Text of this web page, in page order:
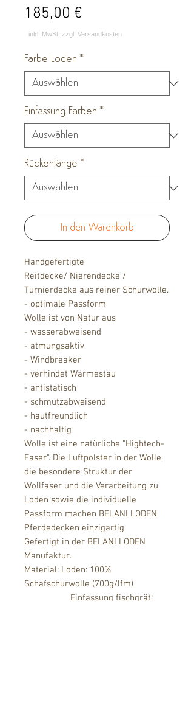
185,00 €
Farbe Loden *
Einfassung Farben *
Rückenlänge *
In den Warenkorb
Handgefertigte
Reitdecke/ Nierendecke /
Turnierdecke aus reiner Schurwolle.
- optimale Passform
Wolle ist von Natur aus
- wasserabweisend
- atmungsaktiv
- Windbreaker
- verhindet Wärmestau
- antistatisch
- schmutzabweisend
- hautfreundlich
- nachhaltig
Wolle ist eine natürliche "Hightech-
Faser". Die Luftpolster in der Wolle,
die besondere Struktur der
Wollfaser und die Verarbeitung zu
Loden sowie die individuelle
Passform machen BELANI LODEN
Pferdedecken einzigartig.
Gefertigt in der BELANI LODEN
Manufaktur.
Material: Loden: 100%
Schafschurwolle (700g/lfm)
Einfassung fischgrät: